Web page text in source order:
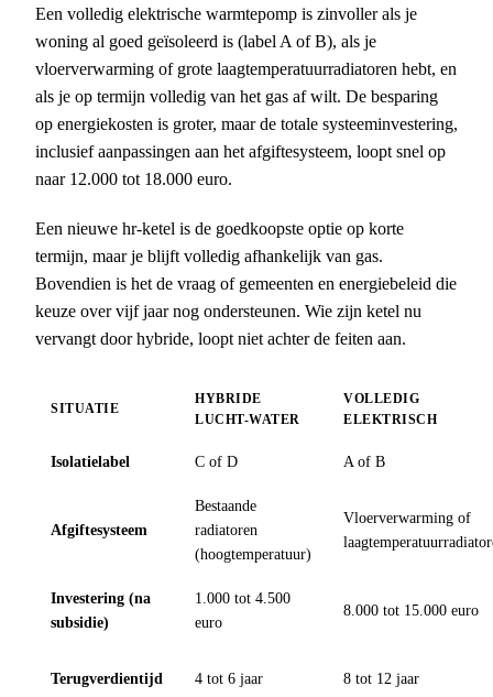
Een volledig elektrische warmtepomp is zinvoller als je
woning al goed geïsoleerd is (label A of B), als je
vloerverwarming of grote laagtemperatuurradiatoren hebt, en
als je op termijn volledig van het gas af wilt. De besparing
op energiekosten is groter, maar de totale systeeminvestering,
inclusief aanpassingen aan het afgiftesysteem, loopt snel op
naar 12.000 tot 18.000 euro.
Een nieuwe hr-ketel is de goedkoopste optie op korte
termijn, maar je blijft volledig afhankelijk van gas.
Bovendien is het de vraag of gemeenten en energiebeleid die
keuze over vijf jaar nog ondersteunen. Wie zijn ketel nu
vervangt door hybride, loopt niet achter de feiten aan.
SITUATIE
HYBRIDE
LUCHT-WATER
VOLLEDIG
ELEKTRISCH
Isolatielabel C of D A of B
Afgiftesysteem
Bestaande
radiatoren
(hoogtemperatuur)
Vloerverwarming of
Investering (na
subsidie)
1.000 tot 4.500
euro
8.000 tot 15.000 euro
Terugverdientijd 4 tot 6 jaar 8 tot 12 jaar